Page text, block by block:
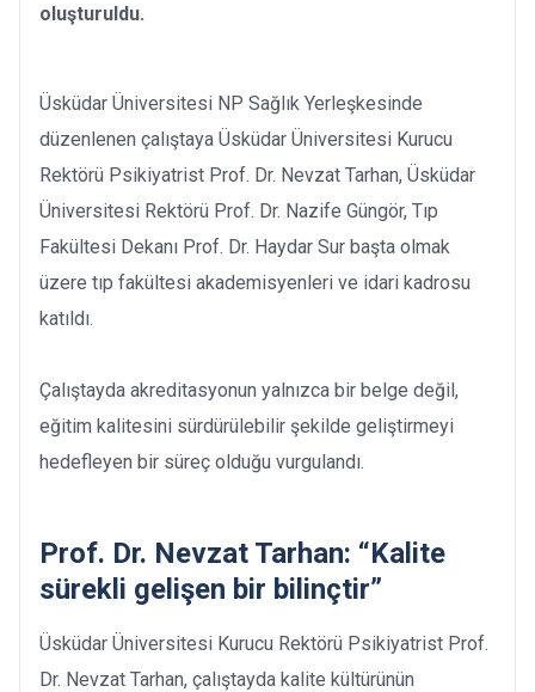
oluşturuldu.
Üsküdar Üniversitesi NP Sağlık Yerleşkesinde
düzenlenen çalıştaya Üsküdar Üniversitesi Kurucu
Rektörü Psikiyatrist Prof. Dr. Nevzat Tarhan, Üsküdar
Üniversitesi Rektörü Prof. Dr. Nazife Güngör, Tıp
Fakültesi Dekanı Prof. Dr. Haydar Sur başta olmak
üzere tıp fakültesi akademisyenleri ve idari kadrosu
katıldı.
Çalıştayda akreditasyonun yalnızca bir belge değil,
eğitim kalitesini sürdürülebilir şekilde geliştirmeyi
hedefleyen bir süreç olduğu vurgulandı.
Prof. Dr. Nevzat Tarhan: “Kalite
sürekli gelişen bir bilinçtir”
Üsküdar Üniversitesi Kurucu Rektörü Psikiyatrist Prof.
Dr. Nevzat Tarhan, çalıştayda kalite kültürünün